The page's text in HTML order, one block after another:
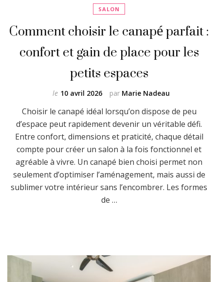
SALON
Comment choisir le canapé parfait :
confort et gain de place pour les
petits espaces
par Marie Nadeau
le 10 avril 2026
Choisir le canapé idéal lorsqu’on dispose de peu
d’espace peut rapidement devenir un véritable défi.
Entre confort, dimensions et praticité, chaque détail
compte pour créer un salon à la fois fonctionnel et
agréable à vivre. Un canapé bien choisi permet non
seulement d’optimiser l’aménagement, mais aussi de
sublimer votre intérieur sans l’encombrer. Les formes
de …